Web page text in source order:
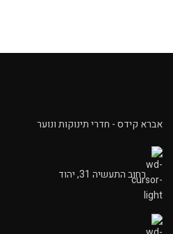
אברא קידס - חדרי תינוקות ונוער
רחוב התעשיה 31, יהוד